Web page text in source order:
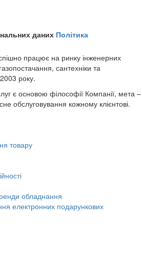
даних Політика
працює на ринку інженерних
сантехніки та
року.
є основою філософії Компанії, мета –
обслуговування кожному клієнтові.
товару
обладнання
електронних подарункових